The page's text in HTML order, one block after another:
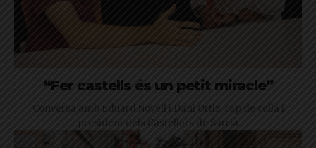
“Fer castells és un petit miracle”
Conversa amb Eduard Novell i Dani Ortiz, cap de colla i
president dels Castellers de Sarrià